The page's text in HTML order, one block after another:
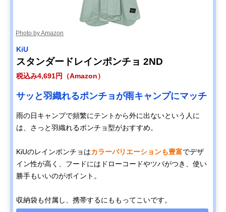
Photo by Amazon
KiU
スタンダードレインポンチョ 2ND
税込み4,691円（Amazon）
サッと羽織れるポンチョが雨キャンプにマッチ
雨の日キャンプで頻繁にテントから外に出ないという人に
は、さっと羽織れるポンチョ型がおすすめ。
KiUのレインポンチョはカラーバリエーションも豊富でデザ
イン性が高く、フードにはドローコードやツバがつき、使い
勝手もいいのがポイント。
収納袋も付属し、携帯するにももってこいです。